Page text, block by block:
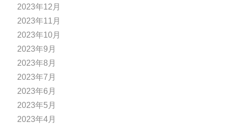
2023年12月
2023年11月
2023年10月
2023年9月
2023年8月
2023年7月
2023年6月
2023年5月
2023年4月